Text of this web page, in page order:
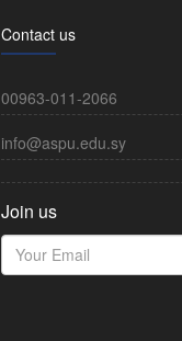
Contact us
00963-011-2066
info@aspu.edu.sy
Join us